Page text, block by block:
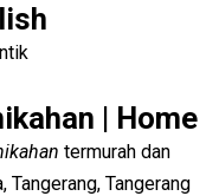
| Home
termurah dan
Tangerang